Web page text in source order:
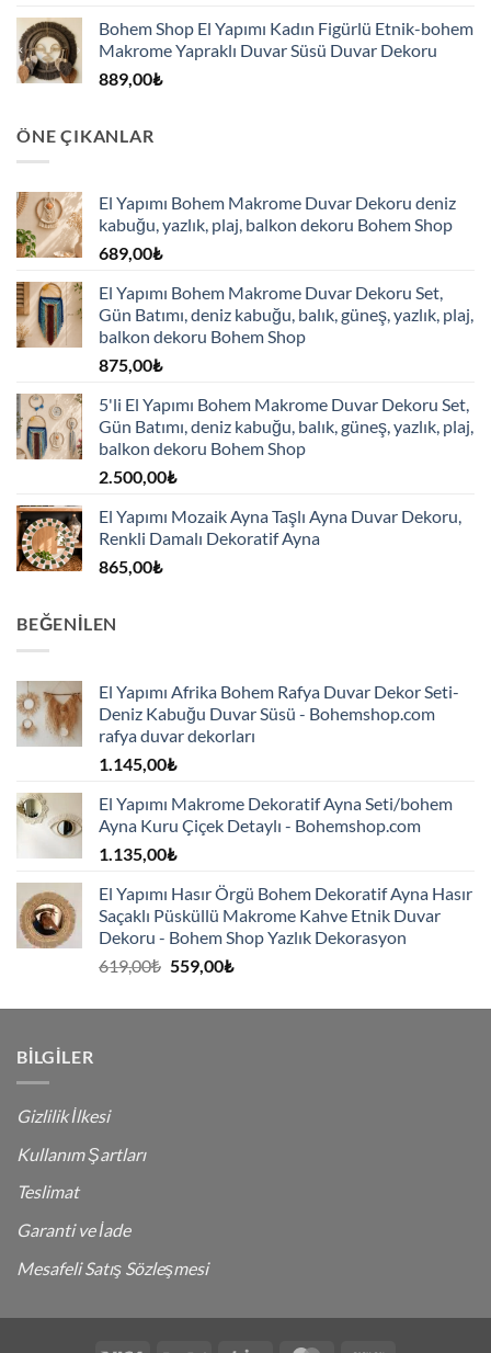
Bohem Shop El Yapımı Kadın Figürlü Etnik-bohem
Makrome Yapraklı Duvar Süsü Duvar Dekoru
889,00₺
ÖNE ÇIKANLAR
El Yapımı Bohem Makrome Duvar Dekoru deniz
kabuğu, yazlık, plaj, balkon dekoru Bohem Shop
689,00₺
El Yapımı Bohem Makrome Duvar Dekoru Set,
Gün Batımı, deniz kabuğu, balık, güneş, yazlık, plaj,
balkon dekoru Bohem Shop
875,00₺
5'li El Yapımı Bohem Makrome Duvar Dekoru Set,
Gün Batımı, deniz kabuğu, balık, güneş, yazlık, plaj,
balkon dekoru Bohem Shop
2.500,00₺
El Yapımı Mozaik Ayna Taşlı Ayna Duvar Dekoru,
Renkli Damalı Dekoratif Ayna
865,00₺
BEĞENILEN
El Yapımı Afrika Bohem Rafya Duvar Dekor Seti-
Deniz Kabuğu Duvar Süsü - Bohemshop.com
rafya duvar dekorları
1.145,00₺
El Yapımı Makrome Dekoratif Ayna Seti/bohem
Ayna Kuru Çiçek Detaylı - Bohemshop.com
1.135,00₺
El Yapımı Hasır Örgü Bohem Dekoratif Ayna Hasır
Saçaklı Püsküllü Makrome Kahve Etnik Duvar
Dekoru - Bohem Shop Yazlık Dekorasyon
619,00₺ Orijinal
619,00₺.
559,00₺Şu
fiyat:
BILGILER
Gizlilik İlkesi
Kullanım Şartları
Teslimat
Garanti ve İade
Mesafeli Satış Sözleşmesi